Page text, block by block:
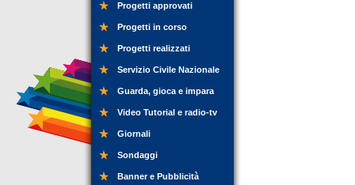
Progetti approvati
Progetti in corso
Progetti realizzati
Servizio Civile Nazionale
Guarda, gioca e impara
Video Tutorial e radio-tv
Giornali
Sondaggi
Banner e Pubblicità